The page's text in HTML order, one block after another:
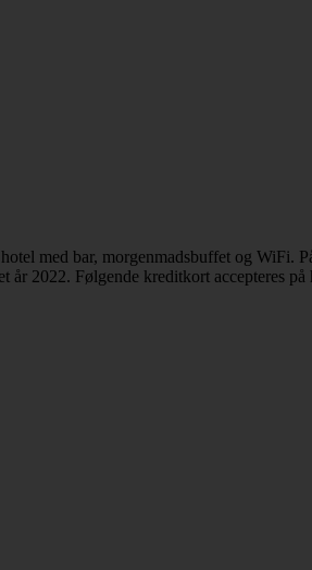
med bar, morgenmadsbuffet og WiFi.
2022. Følgende kreditkort accepteres